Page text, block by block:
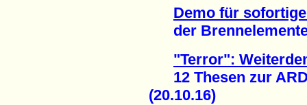
Demo für
der
"Terror":
12 Thesen zur
(20.10.16)